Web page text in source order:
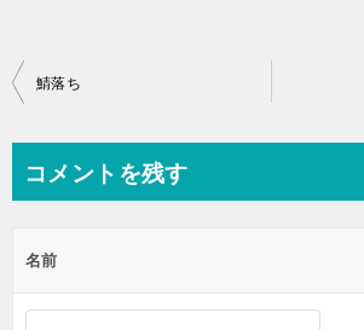
投
ビ
ー
シ
鯖落ち
コメントを残す
名前